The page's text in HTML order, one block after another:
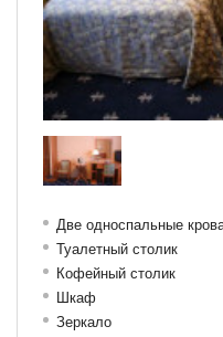
Две односпальные
Туалетный столик
Кофейный столик
Шкаф
Зеркало